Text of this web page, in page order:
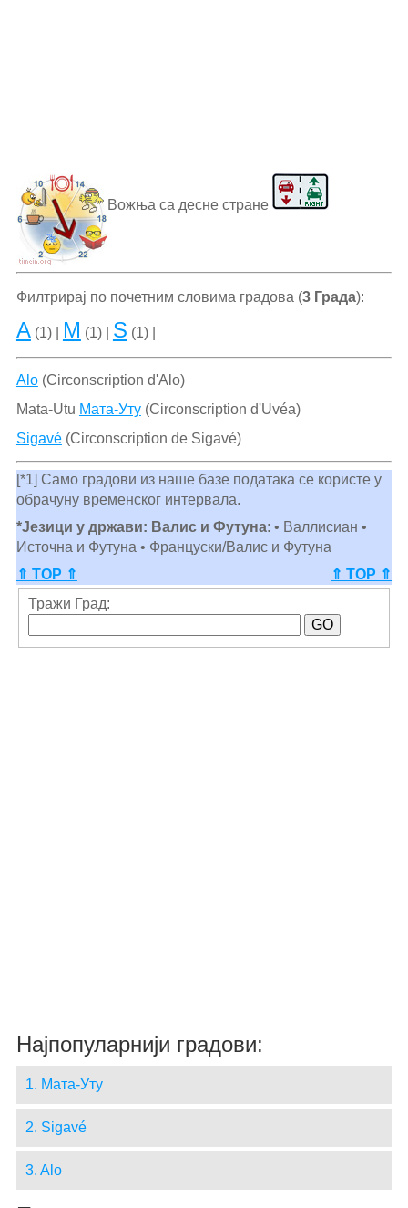
Вожња са десне стране
Филтрирај по почетним словима градова (3 Града):
A(1) | M (1) | S (1) |
Alo(Circonscription d'Alo)
Mata-Utu Мата-Уту(Circonscription d'Uvéa)
Sigavé(Circonscription de Sigavé)
[*1] Само градови из наше базе података се користе у
обрачуну временског интервала.
*Језици у држави: Валис и Футуна: • Валлисиан •
Источна и Футуна • Француски/Валис и Футуна
⇑ TOP ⇑
⇑ TOP ⇑
Тражи Град:
Најпопуларнији градови:
1. Мата-Уту
2. Sigavé
3. Alo